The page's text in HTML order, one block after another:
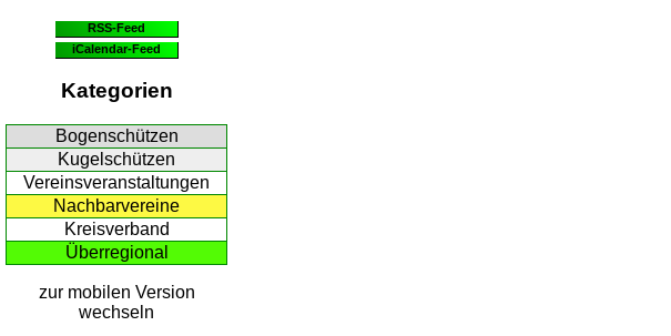
RSS-Feed
iCalendar-Feed
Kategorien
Bogenschützen
Kugelschützen
Vereinsveranstaltungen
Nachbarvereine
Kreisverband
Überregional
zur mobilen Version
wechseln